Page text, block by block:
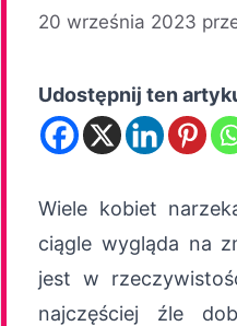
20 września 2023
Udostępnij ten
Wiele kobiet
ciągle wygląda na
jest w
najczęściej źle